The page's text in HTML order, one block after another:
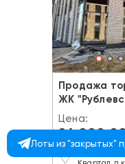
Продажа
ЖК
Цена:
26 000
Москва,
Лоты из "закрытых"